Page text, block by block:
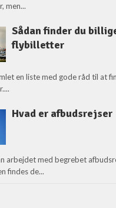
men...
Sådan finder du
flybilletter
en liste med gode råd til at
Hvad er afbudsrejser
arbejdet med begrebet
findes de...